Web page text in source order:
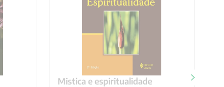
Mistica e espiritualidade